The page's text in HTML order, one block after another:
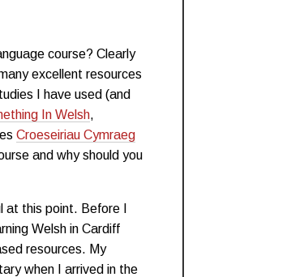
course? Clearly
excellent resources
I have used (and
In Welsh,
Croeseiriau Cymraeg
and why should you
this point. Before I
Welsh in Cardiff
resources. My
when I arrived in the